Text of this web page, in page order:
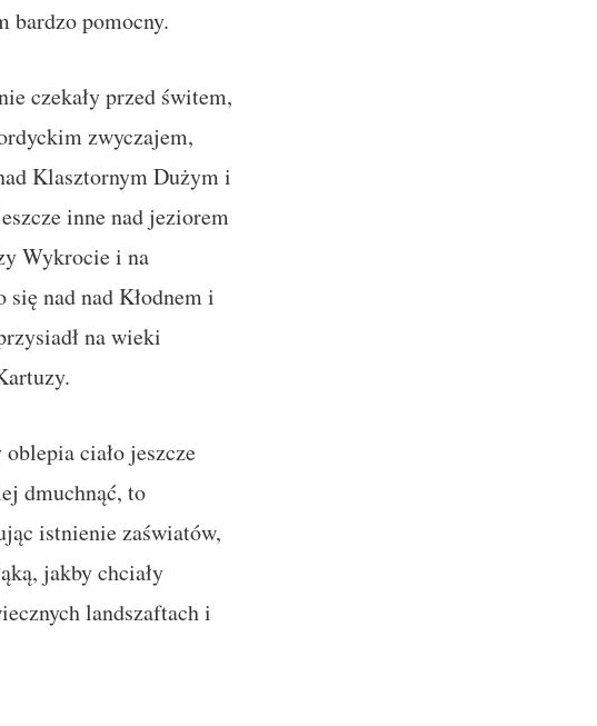
bardzo pomocny.
czekały przed świtem,
zwyczajem,
Klasztornym Dużym i
inne nad jeziorem
Wykrocie i na
nad nad Kłodnem i
na wieki
ciało jeszcze
dmuchnąć, to
istnienie zaświatów,
jakby chciały
landszaftach i